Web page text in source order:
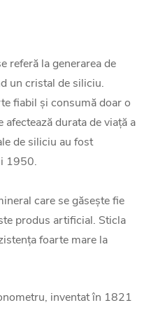
referă la generarea de
un cristal de siliciu.
fiabil și consumă doar o
afectează durata de viață a
de siliciu au fost
1950.
care se găsește fie
produs artificial. Sticla
foarte mare la
inventat în 1821